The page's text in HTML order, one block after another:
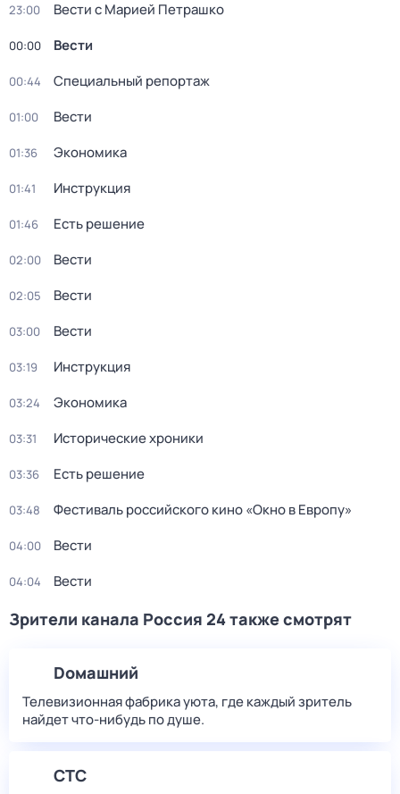
23:00 Вести с Марией Петрашко
00:00 Вести
00:44 Специальный репортаж
01:00 Вести
01:36 Экономика
01:41 Инструкция
01:46 Есть решение
02:00 Вести
02:05 Вести
03:00 Вести
03:19 Инструкция
03:24 Экономика
03:31 Исторические хроники
03:36 Есть решение
03:48 Фестиваль российского кино «Окно в Европу»
04:00 Вести
04:04 Вести
Зрители канала Россия 24 также смотрят
Dомашний
Телевизионная фабрика уюта, где каждый зритель
найдет что‑нибудь по душе.
СТС